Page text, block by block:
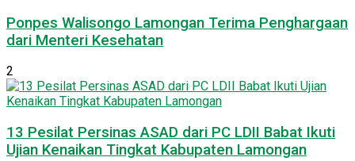
Ponpes Walisongo Lamongan Terima Penghargaan
dari Menteri Kesehatan
2
13 Pesilat Persinas ASAD dari PC LDII Babat Ikuti
Ujian Kenaikan Tingkat Kabupaten Lamongan